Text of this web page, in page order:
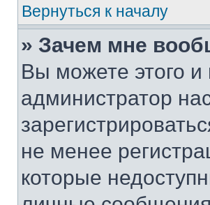
Вернуться к началу
» Зачем мне
Вы можете этого и
администратор
не менее
которые